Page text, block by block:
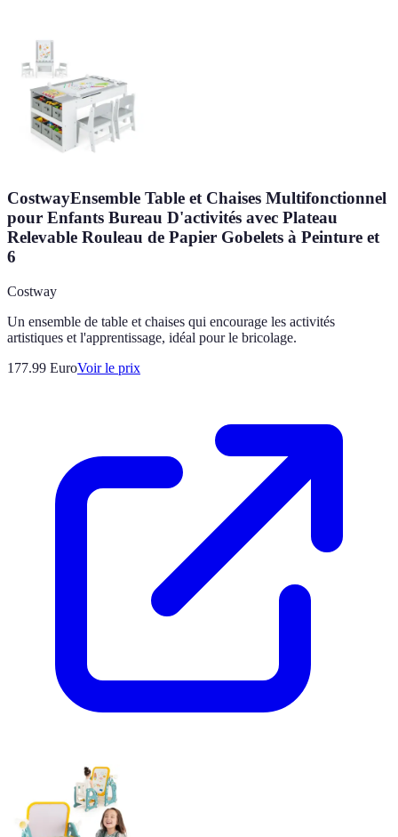
CostwayEnsemble Table et Chaises Multifonctionnel
pour Enfants Bureau D'activités avec Plateau
Relevable Rouleau de Papier Gobelets à Peinture et
6
Costway
Un ensemble de table et chaises qui encourage les activités
artistiques et l'apprentissage, idéal pour le bricolage.
177.99 EuroVoir le prix